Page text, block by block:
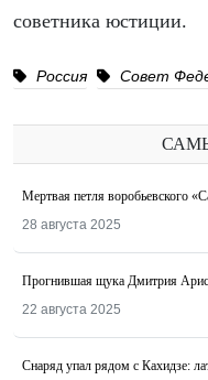
советника юстиции.
Россия Совет
Мертвая петля воробьевского
28 августа 2025
Прогнившая щука Дмитрия
22 августа 2025
Снаряд упал рядом с Кахидзе: